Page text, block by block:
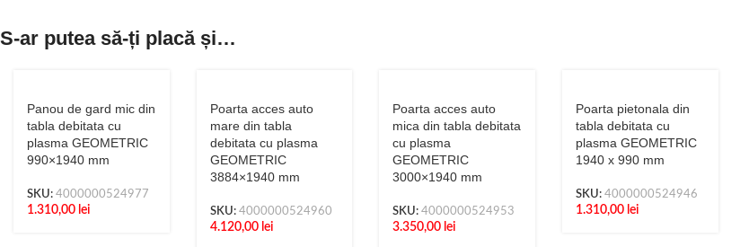
S-ar putea să-ți placă și…
Panou de gard mic din
tabla debitata cu
plasma GEOMETRIC
990×1940 mm
SKU: 4000000524977
1.310,00 lei
Poarta acces auto
mare din tabla
debitata cu plasma
GEOMETRIC
3884×1940 mm
SKU: 4000000524960
4.120,00 lei
Poarta acces auto
mica din tabla debitata
cu plasma
GEOMETRIC
3000×1940 mm
SKU:4000000524953
3.350,00 lei
Poarta pietonala din
tabla debitata cu
plasma GEOMETRIC
1940 x 990 mm
SKU: 4000000524946
1.310,00 lei